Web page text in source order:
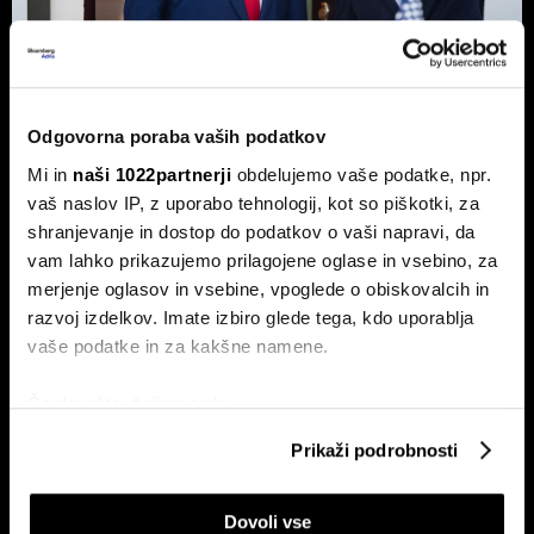
Odgovorna poraba vaših podatkov
Mi in naši 1022partnerji obdelujemo vaše podatke, npr.
vaš naslov IP, z uporabo tehnologij, kot so piškotki, za
shranjevanje in dostop do podatkov o vaši napravi, da
vam lahko prikazujemo prilagojene oglase in vsebino, za
merjenje oglasov in vsebine, vpoglede o obiskovalcih in
razvoj izdelkov. Imate izbiro glede tega, kdo uporablja
vaše podatke in za kakšne namene.
Če dovolite, želimo tudi:
Zbirati informacije o vaši geografski lokaciji, ki so
Identificirati napravo z aktivnim preverjanjem
lastnosti (odčitavanje prstnih odtisov)
Prikaži podrobnosti
Dovoli vse
Top 5 novic za začetek dneva:
Odpiranje Hormuške ožine, a ne za
ZDA in Izrael?
To so prve novice dneva.
dnu - zakaj ima nemška
nov val kibernetskih napadov na
Wall Streetu